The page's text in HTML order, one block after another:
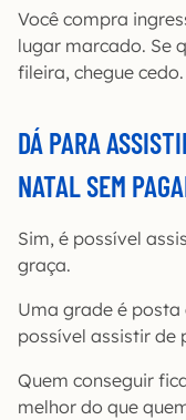
Você compra
lugar marcado. Se
fileira, chegue cedo.
DÁ PARA
NATAL SEM
Sim, é possível
graça.
Uma grade é
possível assistir de
Quem conseguir
melhor do que